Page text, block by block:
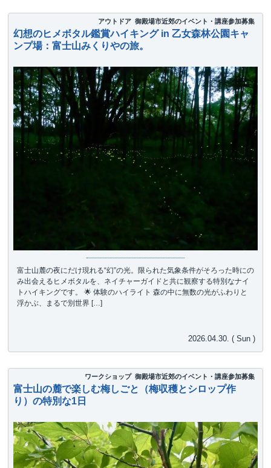
アウトドア 御殿場市近郊のイベント・講座参加募集
幻想のヒメボタル鑑賞ハイキング in 乙女森林公園キャ
ンプ場：富士山みくりやの旅。
富士山麓の夜にだけ現れる“幻”の光。限られた気象条件がそろった時にの
み出会えるヒメボタルを、ネイチャーガイドと共に観察する特別なナイ
トハイキングです。 🌟 体験のハイライト 森の中に無数の光がふわりと
浮かぶ、まるで別世界 […]
2026.04.30. ( Sun )
ワークショップ 御殿場市近郊のイベント・講座参加募集
富士山の麓で楽しむ梅しごと（梅収穫とシロップ作
り）の特別な1日